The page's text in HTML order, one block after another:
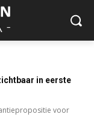
in eerste
voor